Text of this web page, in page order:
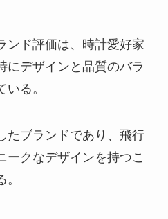
ンド評価は、時計愛好家
にデザインと品質のバラ
る。
たブランドであり、飛行
ークなデザインを持つこ